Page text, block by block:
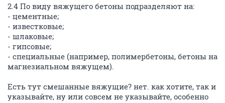
2.4 По виду вяжущего бетоны подразделяют на:
- цементные;
- известковые;
- шлаковые;
- гипсовые;
- специальные (например, полимербетоны, бетоны на
магнезиальном вяжущем).
Есть тут смешанные вяжущие? нет. как хотите, так и
указывайте, ну или совсем не указывайте, особенно